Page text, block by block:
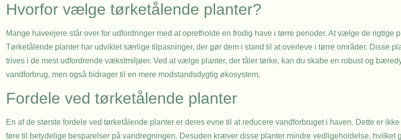
Hvorfor vælge tørketålende planter?
Mange haveejere står over for udfordringer med at opretholde en frodig have i tørre perioder. At vælge de rigtige
Tørketålende planter har udviklet særlige tilpasninger, der gør dem i stand til at overleve i tørre områder. Disse
trives i de mest udfordrende vækstmiljøer. Ved at vælge planter, der tåler tørke, kan du skabe en robust og
vandforbrug, men også bidrager til en mere modstandsdygtig økosystem.
Fordele ved tørketålende planter
En af de største fordele ved tørketålende planter er deres evne til at reducere vandforbruget i haven. Dette er
føre til betydelige besparelser på vandregningen. Desuden kræver disse planter mindre vedligeholdelse, hvilket